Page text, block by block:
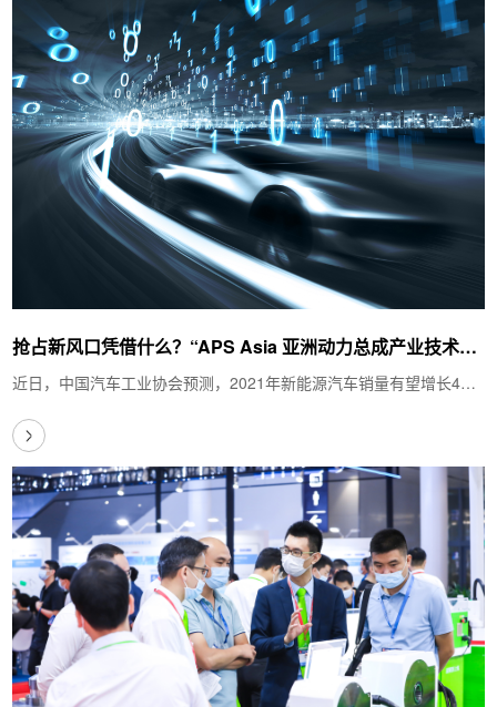
抢占新风口凭借什么？“APS Asia 亚洲动力总成产业技术大
会” 将给你答案！
近日，中国汽车工业协会预测，2021年新能源汽车销量有望增长40%